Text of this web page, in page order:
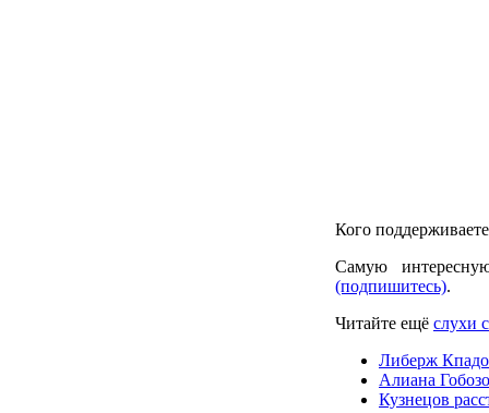
Кого
Самую
(подпишитесь).
Читайте ещё слухи
Либерж
Алиана
Кузнецов